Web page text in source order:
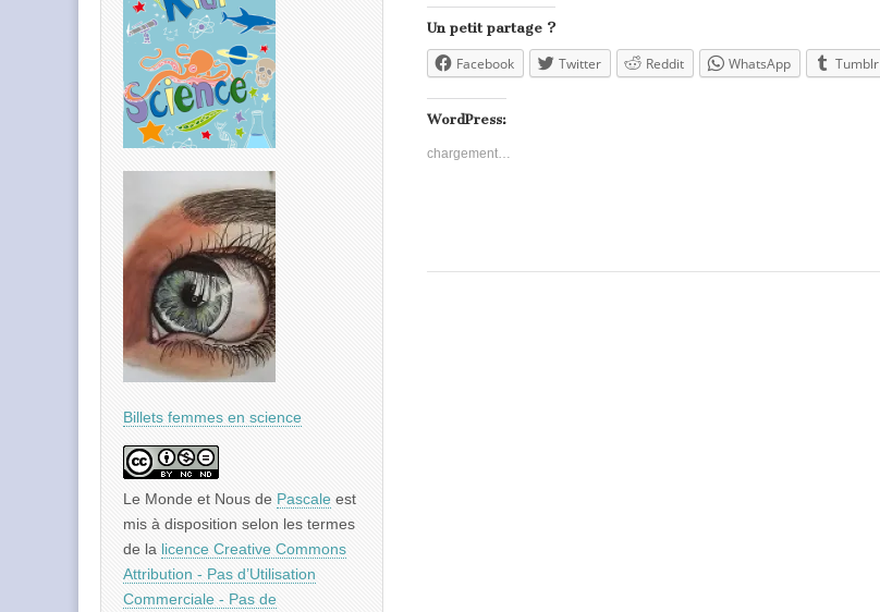
Un petit partage ?
Facebook Twitter Reddit WhatsApp Tumblr
WordPress:
chargement…
Billets femmes en science
Le Monde et Nous de Pascale est
mis à disposition selon les termes
de la licence Creative Commons
Attribution - Pas d’Utilisation
Commerciale - Pas de